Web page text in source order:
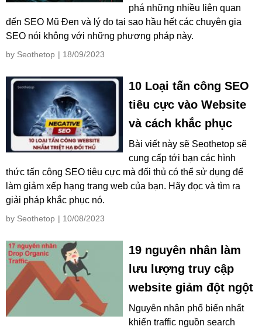
phá những nhiều liên quan
đến SEO Mũ Đen và lý do tại sao hầu hết các chuyên gia
SEO nói không với những phương pháp này.
by Seothetop | 18/09/2023
10 Loại tấn công SEO
tiêu cực vào Website
và cách khắc phục
Bài viết này sẽ Seothetop sẽ
cung cấp tới bạn các hình
thức tấn công SEO tiêu cực mà đối thủ có thể sử dụng để
làm giảm xếp hạng trang web của bạn. Hãy đọc và tìm ra
giải pháp khắc phục nó.
by Seothetop | 10/08/2023
19 nguyên nhân làm
lưu lượng truy cập
website giảm đột ngột
Nguyên nhân phổ biến nhất
khiến traffic nguồn search